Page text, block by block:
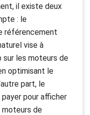
il existe deux
: le
référencement
vise à
sur les moteurs de
optimisant le
part, le
pour afficher
moteurs de